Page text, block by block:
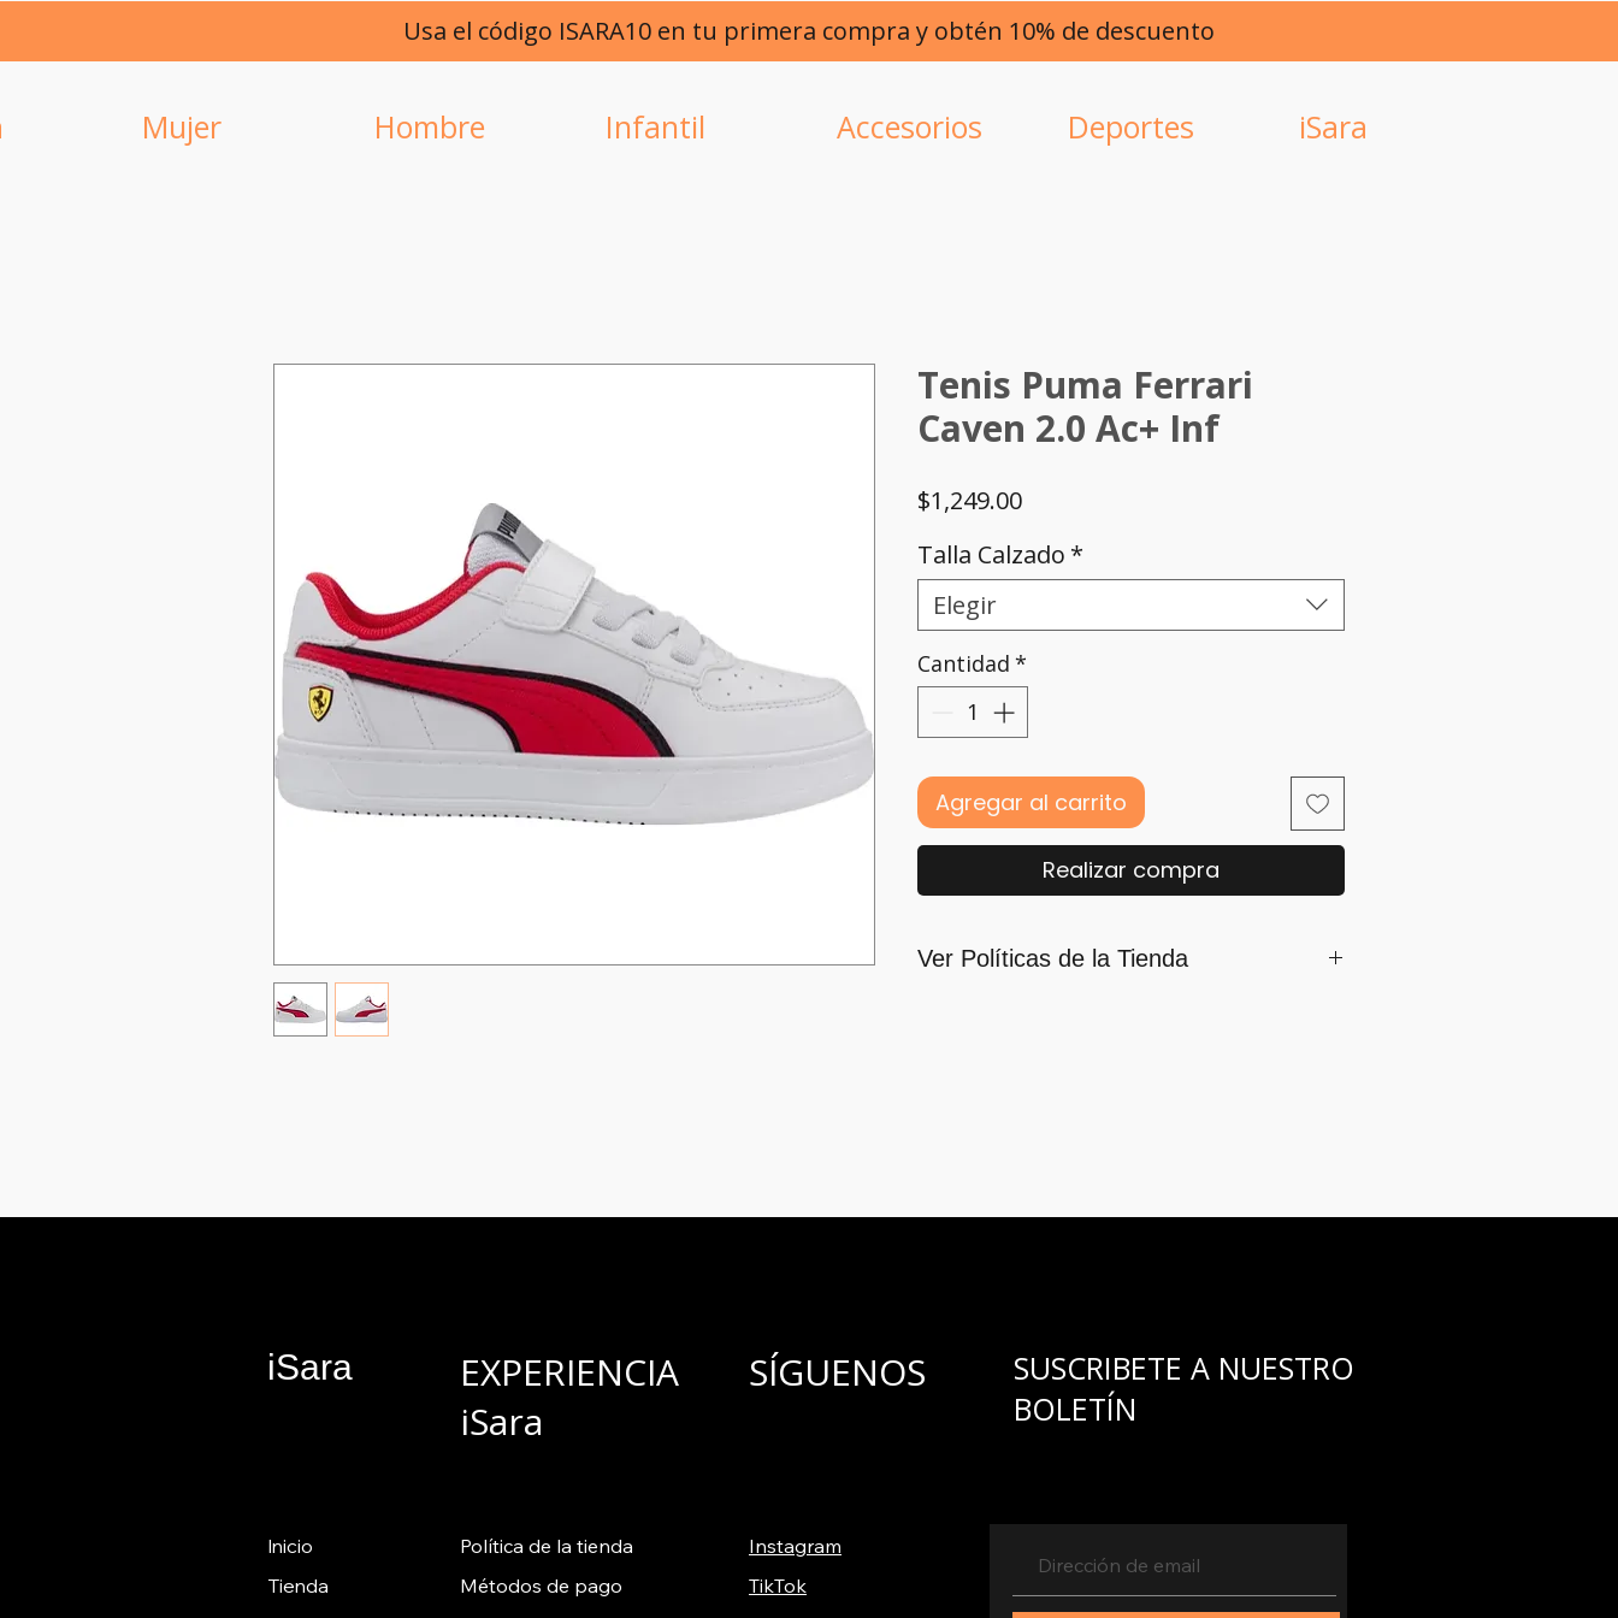
Usa el código ISARA10 en tu primera compra y obtén 10% de descuento
Mujer Hombre Infantil Accesorios Deportes iSara
Tenis Puma Ferrari
Caven 2.0 Ac+ Inf
$1,249.00Precio
Talla Calzado *
Elegir
Cantidad *
Agregar al carrito
Realizar compra
Ver Políticas de la Tienda
iSara
EXPERIENCIA
iSara
SÍGUENOS
SUSCRIBETE A NUESTRO
BOLETÍN
Inicio
Tienda
Política de la tienda
Métodos de pago
Instagram
TikTok